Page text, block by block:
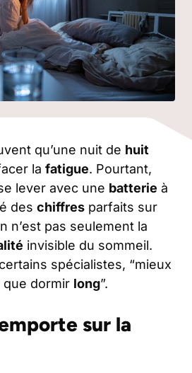
qu’une nuit de huit
la fatigue. Pourtant,
lever avec une batterie à
des chiffres parfaits sur
n’est pas seulement la
invisible du sommeil.
spécialistes, “mieux
que dormir long”.
sur la